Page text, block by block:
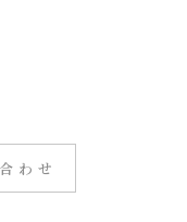
わせ